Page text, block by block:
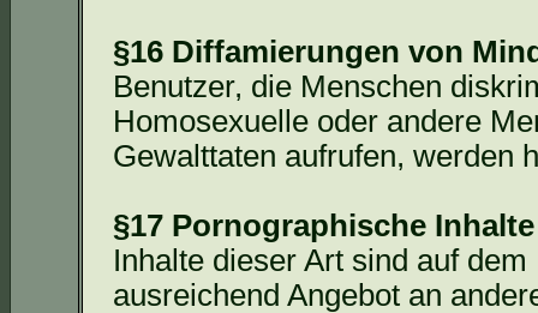
§16 Diffamierungen von
Benutzer, die Menschen
Homosexuelle oder andere
Gewalttaten aufrufen, werden
§17 Pornographische Inhalte
Inhalte dieser Art sind auf
ausreichend Angebot an